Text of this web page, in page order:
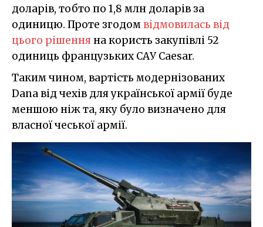
доларів, тобто по 1,8 млн доларів за
одиницю. Проте згодомвідмовилась від
цього рішенняна користь закупівлі 52
одиниць французьких САУ Caesar.
Таким чином, вартість модернізованих
Dana від чехів для української армії буде
меншою ніж та, яку було визначено для
власної чеської армії.